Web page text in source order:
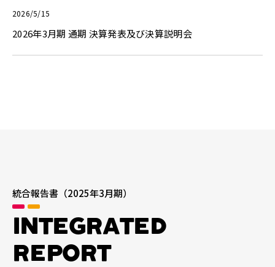
2026/5/15
2026年3月期 通期 決算発表及び決算説明会
統合報告書 （2025年3月期）
INTEGRATED
REPORT